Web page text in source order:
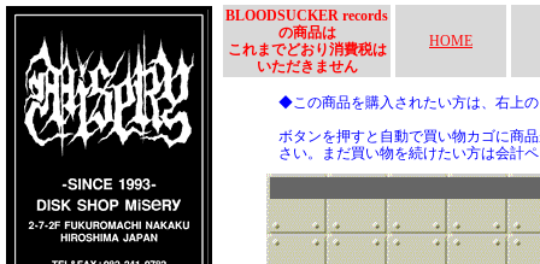
BLOODSUCKER records
の商品は
これまでどおり消費税は
いただきません
HOME
◆この商品を購入されたい方は、右上
ボタンを押すと自動で買い物カゴに商
さい。まだ買い物を続けたい方は会計